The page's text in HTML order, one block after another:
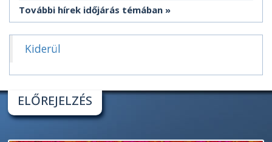
További hírek időjárás témában
Kiderül
ELŐREJELZÉS